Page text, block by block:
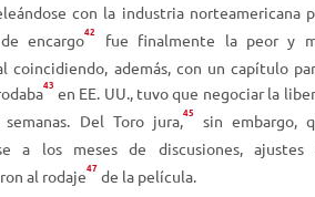
con la industria norteamericana
encargo42
fue finalmente la peor y
coincidiendo, además, con un capítulo
43 en EE. UU., tuvo que negociar la
Del Toro jura,45
sin embargo,
a los meses de discusiones, ajustes
al rodaje47 de la película.